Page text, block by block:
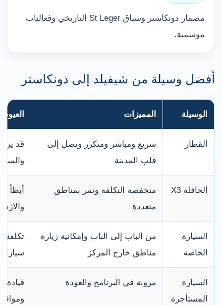
مضمار دونكاستر وسباق St Leger التاريخي وفعاليات
موسمية.
أفضل وسيلة من شيفيلد إلى دونكاستر
الوسيلة المميزات العيوب
القطار
سريع ومباشر ومتكرر ويصل إلى
قلب المدينة
قد
الحافلة X3
منخفضة التكلفة وتمر بمناطق
متعددة
أبطأ
السيارة
الخاصة
من الباب إلى الباب وإمكانية زيارة
مناطق خارج المركز
تكلفة
السيارة
المستأجرة
مرونة في البرنامج والعودة
قيادة